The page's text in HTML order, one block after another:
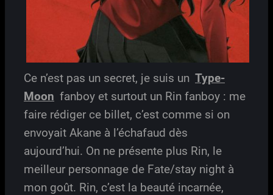
Ce n’est pas un secret, je suis un Type-
Moon fanboy et surtout un Rin fanboy : me
faire rédiger ce billet, c’est comme si on
envoyait Akane à l’échafaud dès
aujourd’hui. On ne présente plus Rin, le
meilleur personnage de Fate/stay night à
mon goût. Rin, c’est la beauté incarnée,